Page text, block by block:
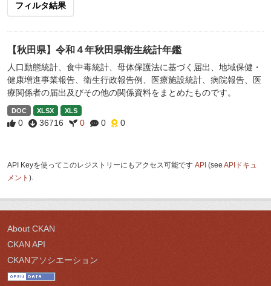
フィルタ結果
【秋田県】令和４年秋田県衛生統計年鑑
人口動態統計、食中毒統計、母体保護法に基づく届出、地域保健・
健康増進事業報告、衛生行政報告例、医療施設統計、病院報告、医
療関係者の届出及びその他の関係資料をまとめたものです。
DOC XLSX XLS
0 36716 0 0 0
API Keyを使ってこのレジストリーにもアクセス可能です API (see APIドキュ
メント ).
About CKAN
CKAN API
CKANアソシエーション